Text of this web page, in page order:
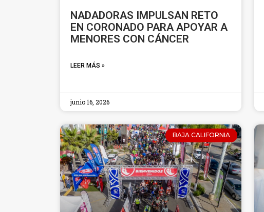
NADADORAS IMPULSAN RETO
EN CORONADO PARA APOYAR A
MENORES CON CÁNCER
LEER MÁS »
junio 16, 2026
BAJA CALIFORNIA